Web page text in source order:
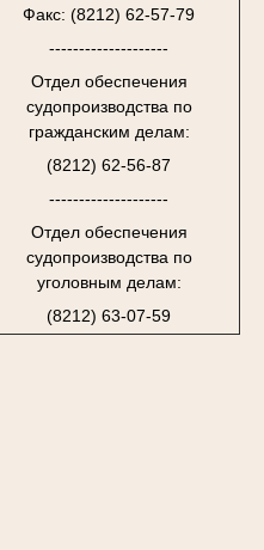
Факс: (8212) 62-57-79
--------------------
Отдел обеспечения
судопроизводства по
гражданским делам:
(8212) 62-56-87
--------------------
Отдел обеспечения
судопроизводства по
уголовным делам:
(8212) 63-07-59